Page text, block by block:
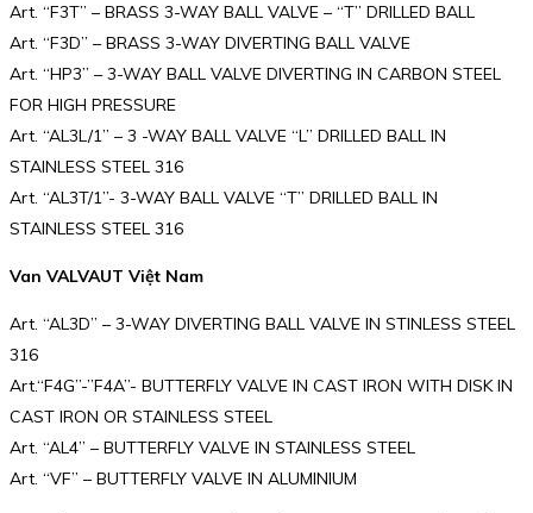
Art. “F3T” – BRASS 3-WAY BALL VALVE – “T” DRILLED BALL
Art. “F3D” – BRASS 3-WAY DIVERTING BALL VALVE
Art. “HP3” – 3-WAY BALL VALVE DIVERTING IN CARBON STEEL
FOR HIGH PRESSURE
Art. “AL3L/1” – 3 -WAY BALL VALVE “L” DRILLED BALL IN
STAINLESS STEEL 316
Art. “AL3T/1”- 3-WAY BALL VALVE “T” DRILLED BALL IN
STAINLESS STEEL 316
Van VALVAUT Việt Nam
Art. “AL3D” – 3-WAY DIVERTING BALL VALVE IN STINLESS STEEL
316
Art.“F4G”-”F4A”- BUTTERFLY VALVE IN CAST IRON WITH DISK IN
CAST IRON OR STAINLESS STEEL
Art. “AL4” – BUTTERFLY VALVE IN STAINLESS STEEL
Art. “VF” – BUTTERFLY VALVE IN ALUMINIUM